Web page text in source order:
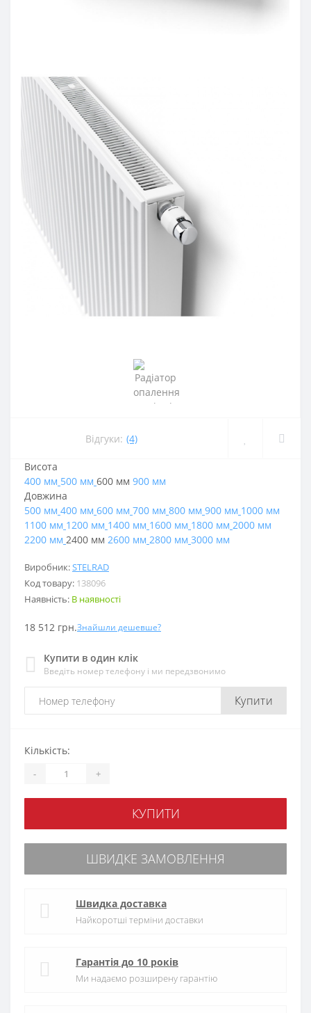
Відгуки: (4)
Виробник:STELRAD
Код товару: 138096
Наявність: В наявності
18 512 грн.Знайшли дешевше?
Купити в один клік
Введіть номер телефону і ми передзвонимо
Купити
Висота
400 мм 500 мм 600 мм 900 мм
Довжина
500 мм 400 мм 600 мм 700 мм 800 мм 900 мм 1000 мм
1100 мм 1200 мм 1400 мм 1600 мм 1800 мм 2000 мм
2200 мм 2400 мм 2600 мм 2800 мм 3000 мм
Кількість:
- +
КУПИТИ
ШВИДКЕ ЗАМОВЛЕННЯ
Швидка доставка
Найкоротші терміни доставки
Гарантія до 10 років
Ми надаємо розширену гарантію